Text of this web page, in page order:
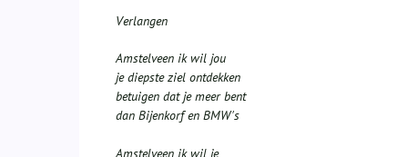
Verlangen
Amstelveen ik wil jou
je diepste ziel ontdekken
betuigen dat je meer bent
dan Bijenkorf en BMW's
Amstelveen ik wil je